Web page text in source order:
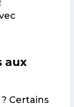
aux
Certains